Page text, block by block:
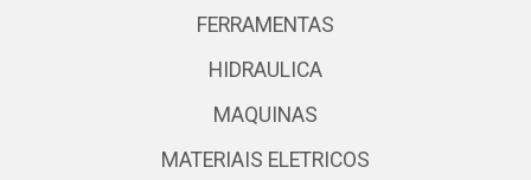
FERRAMENTAS
HIDRAULICA
MAQUINAS
MATERIAIS ELETRICOS